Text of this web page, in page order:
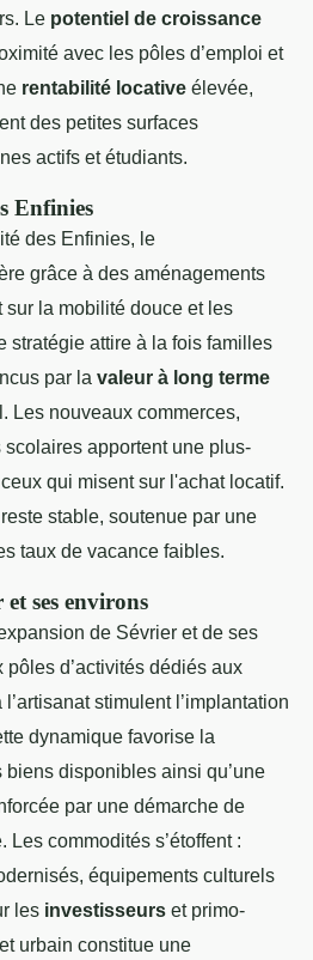
Le potentiel de croissance
avec les pôles d’emploi et
rentabilité locative élevée,
des petites surfaces
actifs et étudiants.
Enfinies
des Enfinies, le
grâce à des aménagements
sur la mobilité douce et les
stratégie attire à la fois familles
par la valeur à long terme
Les nouveaux commerces,
apportent une plus-
qui misent sur l'achat locatif.
stable, soutenue par une
taux de vacance faibles.
ses environs
de Sévrier et de ses
d’activités dédiés aux
stimulent l’implantation
dynamique favorise la
biens disponibles ainsi qu’une
par une démarche de
commodités s’étoffent :
équipements culturels
les investisseurs et primo-
urbain constitue une